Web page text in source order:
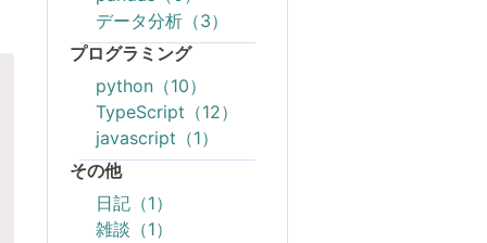
データ分析（3）
プログラミング
python（10）
TypeScript（12）
javascript（1）
その他
日記（1）
雑談（1）